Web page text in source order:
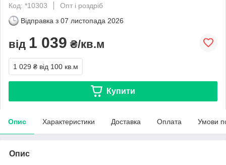
Код: *10303
Опт і роздріб
Відправка з 07 листопада 2026
від 1 039 ₴/кв.м
1 029 ₴ від 100 кв.м
Купити
Опис Характеристики Доставка Оплата Умови
Опис